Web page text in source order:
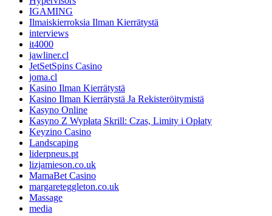
IGAMING
Ilmaiskierroksia Ilman Kierrätystä
interviews
it4000
jawliner.cl
JetSetSpins Casino
joma.cl
Kasino Ilman Kierrätystä
Kasino Ilman Kierrätystä Ja Rekisteröitymistä
Kasyno Online
Kasyno Z Wypłatą Skrill: Czas, Limity i Opłaty
Keyzino Casino
Landscaping
liderpneus.pt
lizjamieson.co.uk
MamaBet Casino
margareteggleton.co.uk
Massage
media